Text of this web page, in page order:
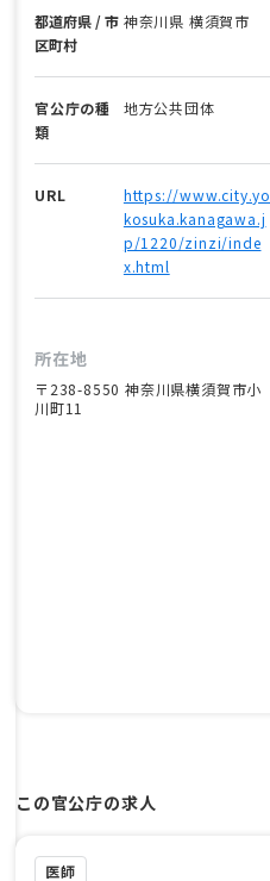
都道府県 / 市
区町村
神奈川県 横須賀市
官公庁の種
類
地方公共団体
URL
https://www.city.yo
kosuka.kanagawa.j
p/1220/zinzi/inde
x.html
所在地
〒238-8550 神奈川県横須賀市小
川町11
この官公庁の求人
医師